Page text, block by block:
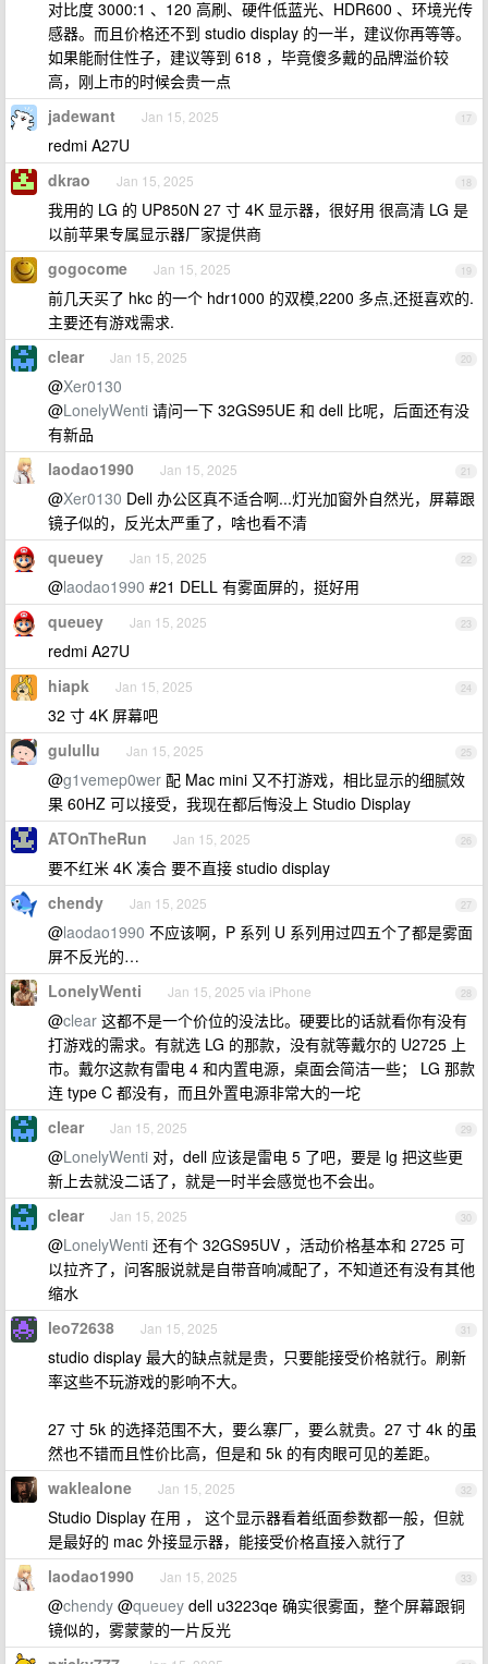
对比度 3000:1 、120 高刷、硬件低蓝光、HDR600 、环境光传
感器。而且价格还不到 studio display 的一半，建议你再等等。
如果能耐住性子，建议等到 618 ，毕竟傻多戴的品牌溢价较
高，刚上市的时候会贵一点
17
jadewant Jan 15, 2025
redmi A27U
18
dkrao Jan 15, 2025
我用的 LG 的 UP850N 27 寸 4K 显示器，很好用 很高清 LG 是
以前苹果专属显示器厂家提供商
19
gogocome Jan 15, 2025
前几天买了 hkc 的一个 hdr1000 的双模,2200 多点,还挺喜欢的.
主要还有游戏需求.
20
clear Jan 15, 2025
@Xer0130
@LonelyWenti 请问一下 32GS95UE 和 dell 比呢，后面还有没
有新品
21
laodao1990 Jan 15, 2025
@Xer0130 Dell 办公区真不适合啊...灯光加窗外自然光，屏幕跟
镜子似的，反光太严重了，啥也看不清
22
queuey Jan 15, 2025
@laodao1990 #21 DELL 有雾面屏的，挺好用
23
queuey Jan 15, 2025
redmi A27U
24
hiapk Jan 15, 2025
32 寸 4K 屏幕吧
25
gulullu Jan 15, 2025
@g1vemep0wer 配 Mac mini 又不打游戏，相比显示的细腻效
果 60HZ 可以接受，我现在都后悔没上 Studio Display
26
ATOnTheRun Jan 15, 2025
要不红米 4K 凑合 要不直接 studio display
27
chendy Jan 15, 2025
@laodao1990 不应该啊，P 系列 U 系列用过四五个了都是雾面
屏不反光的…
28
LonelyWenti Jan 15, 2025 via iPhone
@clear 这都不是一个价位的没法比。硬要比的话就看你有没有
打游戏的需求。有就选 LG 的那款，没有就等戴尔的 U2725 上
市。戴尔这款有雷电 4 和内置电源，桌面会简洁一些； LG 那款
连 type C 都没有，而且外置电源非常大的一坨
29
clear Jan 15, 2025
@LonelyWenti 对，dell 应该是雷电 5 了吧，要是 lg 把这些更
新上去就没二话了，就是一时半会感觉也不会出。
30
clear Jan 15, 2025
@LonelyWenti 还有个 32GS95UV ，活动价格基本和 2725 可
以拉齐了，问客服说就是自带音响减配了，不知道还有没有其他
缩水
31
leo72638 Jan 15, 2025
studio display 最大的缺点就是贵，只要能接受价格就行。刷新
率这些不玩游戏的影响不大。
27 寸 5k 的选择范围不大，要么寨厂，要么就贵。27 寸 4k 的虽
然也不错而且性价比高，但是和 5k 的有肉眼可见的差距。
32
waklealone Jan 15, 2025
Studio Display 在用 ， 这个显示器看着纸面参数都一般，但就
是最好的 mac 外接显示器，能接受价格直接入就行了
33
laodao1990 Jan 15, 2025
@chendy @queuey dell u3223qe 确实很雾面，整个屏幕跟铜
镜似的，雾蒙蒙的一片反光